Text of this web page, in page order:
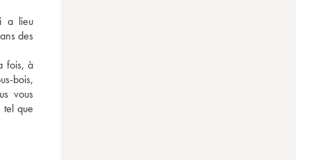
a lieu
des
fois, à
bois,
vous
tel que